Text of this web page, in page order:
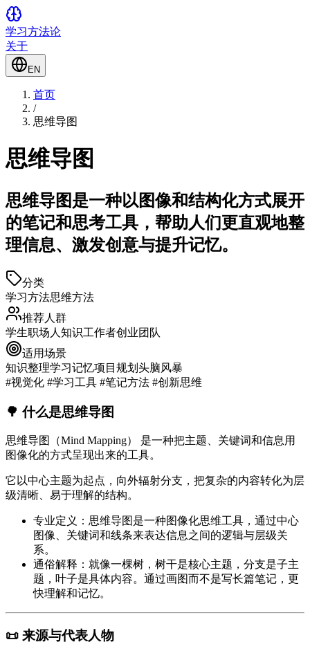
学习方法论
关于
EN
首页
/
思维导图
思维导图
思维导图是一种以图像和结构化方式展开
的笔记和思考工具，帮助人们更直观地整
理信息、激发创意与提升记忆。
分类
学习方法思维方法
推荐人群
学生职场人 知识工作者创业团队
适用场景
知识整理学习记忆项目规划 头脑风暴
#视觉化 #学习工具 #笔记方法 #创新思维
🌳 什么是思维导图
思维导图（Mind Mapping）
是一种把主题、关键词和信息用
图像化的方式呈现出来的工具。
它以中心主题为起点，向外辐射分支，把复杂的内容转化为层
级清晰、易于理解的结构。
专业定义 ：思维导图是一种图像化思维工具，通过中心
图像、关键词和线条来表达信息之间的逻辑与层级关
系。
通俗解释 ：就像一棵树，树干是核心主题，分支是子主
题，叶子是具体内容。通过画图而不是写长篇笔记，更
快理解和记忆。
📜 来源与代表人物